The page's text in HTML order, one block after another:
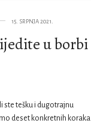
15. SRPNJA 2021.
u borbi
ste tešku i dugotrajnu
deset konkretnih koraka